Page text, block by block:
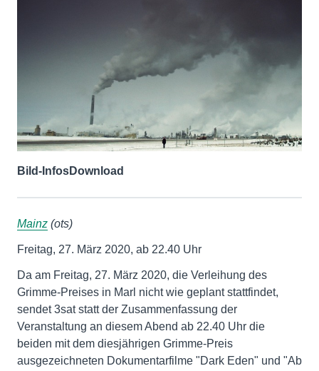
Bild-InfosDownload
Mainz (ots)
Freitag, 27. März 2020, ab 22.40 Uhr
Da am Freitag, 27. März 2020, die Verleihung des
Grimme-Preises in Marl nicht wie geplant stattfindet,
sendet 3sat statt der Zusammenfassung der
Veranstaltung an diesem Abend ab 22.40 Uhr die
beiden mit dem diesjährigen Grimme-Preis
ausgezeichneten Dokumentarfilme "Dark Eden" und "Ab